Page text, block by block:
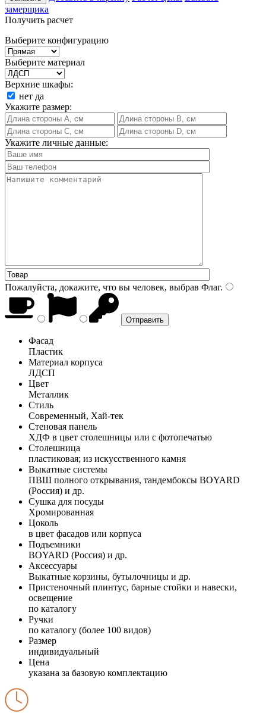
замерщика
Получить расчет
Выберите конфигурацию
Выберите материал
Верхние шкафы:
нет да
Укажите размер:
Укажите личные данные:
Пожалуйста, докажите, что вы человек, выбрав Флаг.
Фасад
Пластик
Материал корпуса
ЛДСП
Цвет
Металлик
Стиль
Современный, Хай-тек
Стеновая панель
ХДФ в цвет столешницы или с фотопечатью
Столешница
пластиковая; из искусственного камня
Выкатные системы
ПВШ полного открывания, тандембоксы BOYARD
(Россия) и др.
Сушка для посуды
Хромированная
Цоколь
в цвет фасадов или корпуса
Подъемники
BOYARD (Россия) и др.
Аксессуары
Выкатные корзины, бутылочницы и др.
Пристеночный плинтус, барные стойки и навески,
освещение
по каталогу
Ручки
по каталогу (более 100 видов)
Размер
индивидуальный
Цена
указана за базовую комплектацию